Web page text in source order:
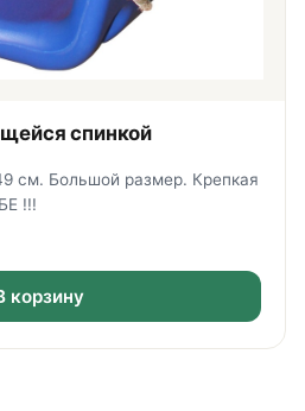
спинкой
см. Большой размер. Крепкая
!!!
корзину